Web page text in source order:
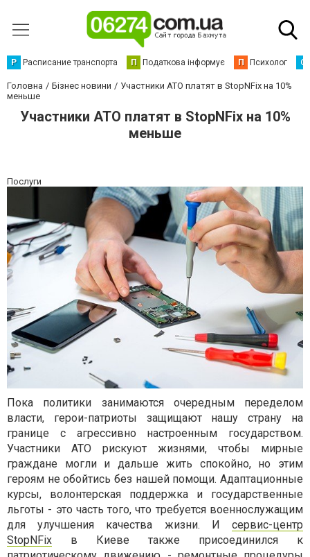
Р Расписание транспорта П Податкова інформує П Психолог С
Головна Бізнес новини
Участники АТО платят в StopNFix на 10%
меньше
Участники АТО платят в StopNFix на 10%
меньше
Послуги
Пока политики занимаются очередным переделом
власти, герои-патриоты защищают нашу страну на
границе с агрессивно настроенным государством.
Участники АТО рискуют жизнями, чтобы мирные
граждане могли и дальше жить спокойно, но этим
героям не обойтись без нашей помощи. Адаптационные
курсы, волонтерская поддержка и государственные
льготы - это часть того, что требуется военнослужащим
для улучшения качества жизни. И сервис-центр
StopNFix в Киеве также присоединился к